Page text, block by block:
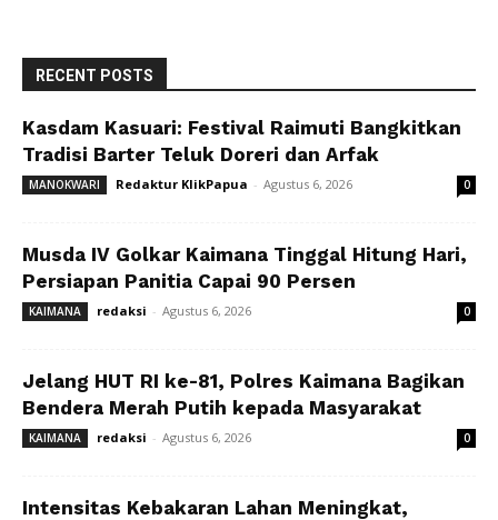
RECENT POSTS
Kasdam Kasuari: Festival Raimuti Bangkitkan
Tradisi Barter Teluk Doreri dan Arfak
MANOKWARI Redaktur KlikPapua - Agustus 6, 2026 0
Musda IV Golkar Kaimana Tinggal Hitung Hari,
Persiapan Panitia Capai 90 Persen
KAIMANA redaksi - Agustus 6, 2026 0
Jelang HUT RI ke-81, Polres Kaimana Bagikan
Bendera Merah Putih kepada Masyarakat
KAIMANA redaksi - Agustus 6, 2026 0
Intensitas Kebakaran Lahan Meningkat,